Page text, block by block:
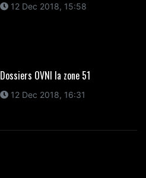
12 Dec 2018, 15:58
Dossiers OVNI la zone 51
12 Dec 2018, 16:31